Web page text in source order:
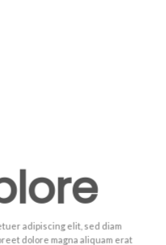
adipiscing elit, sed diam
dolore magna aliquam erat